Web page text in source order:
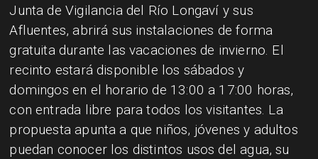
Junta de Vigilancia del Río Longaví y sus
Afluentes, abrirá sus instalaciones de forma
gratuita durante las vacaciones de invierno. El
recinto estará disponible los sábados y
domingos en el horario de 13:00 a 17:00 horas,
con entrada libre para todos los visitantes. La
propuesta apunta a que niños, jóvenes y adultos
puedan conocer los distintos usos del agua, su